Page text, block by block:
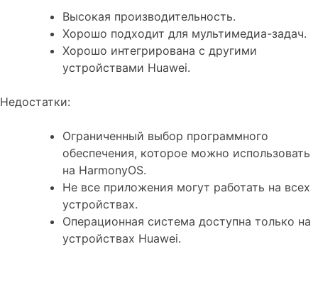
Высокая производительность.
Хорошо подходит для мультимедиа-задач.
Хорошо интегрирована с другими
устройствами Huawei.
Недостатки:
Ограниченный выбор программного
обеспечения, которое можно использовать
на HarmonyOS.
Не все приложения могут работать на всех
устройствах.
Операционная система доступна только на
устройствах Huawei.